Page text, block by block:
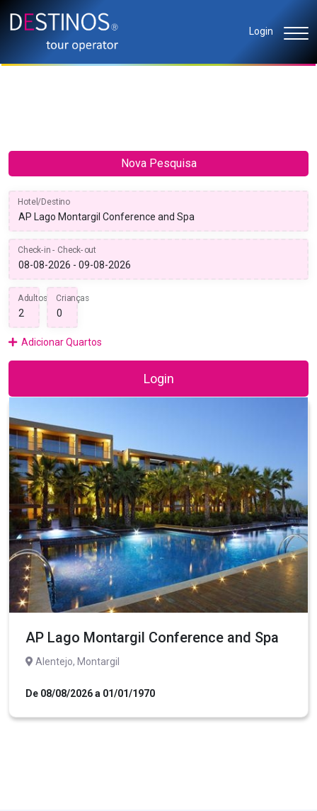
Login
Nova Pesquisa
Hotel/Destino
Check-in - Check-out
Adultos Crianças
Adicionar Quartos
Login
AP Lago Montargil Conference and Spa
Alentejo, Montargil
De 08/08/2026 a 01/01/1970